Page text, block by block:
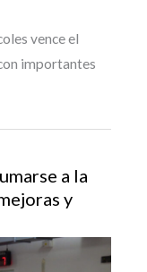
vence el
importantes
a la
y